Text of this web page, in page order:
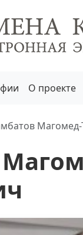
О проекте
Магомед-